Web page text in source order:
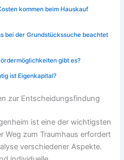
kommen beim Hauskauf
bei der Grundstückssuche beachtet
gibt es?
ist Eigenkapital?
zur Entscheidungsfindung
ist eine der wichtigsten
Weg zum Traumhaus erfordert
verschiedener Aspekte.